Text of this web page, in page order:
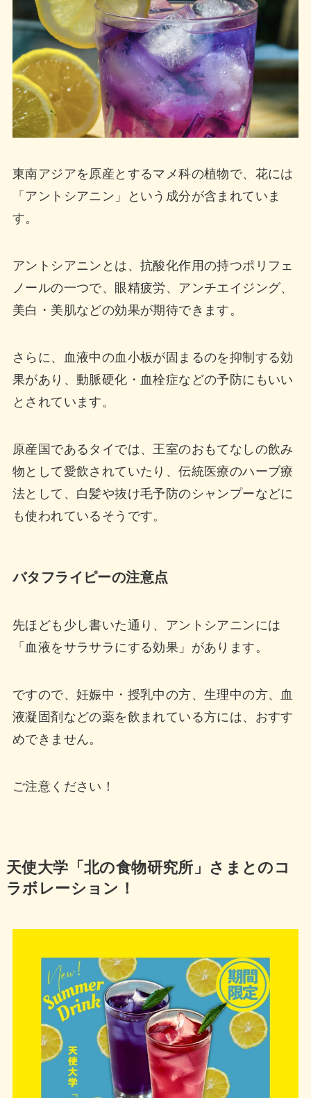
東南アジアを原産とするマメ科の植物で、花には
「アントシアニン」という成分が含まれていま
す。
アントシアニンとは、抗酸化作用の持つポリフェ
ノールの一つで、眼精疲労、アンチエイジング、
美白・美肌などの効果が期待できます。
さらに、血液中の血小板が固まるのを抑制する効
果があり、動脈硬化・血栓症などの予防にもいい
とされています。
原産国であるタイでは、王室のおもてなしの飲み
物として愛飲されていたり、伝統医療のハーブ療
法として、白髪や抜け毛予防のシャンプーなどに
も使われているそうです。
バタフライピーの注意点
先ほども少し書いた通り、アントシアニンには
「血液をサラサラにする効果」があります。
ですので、妊娠中・授乳中の方、生理中の方、血
液凝固剤などの薬を飲まれている方には、おすす
めできません。
ご注意ください！
天使大学「北の食物研究所」さまとのコ
ラボレーション！